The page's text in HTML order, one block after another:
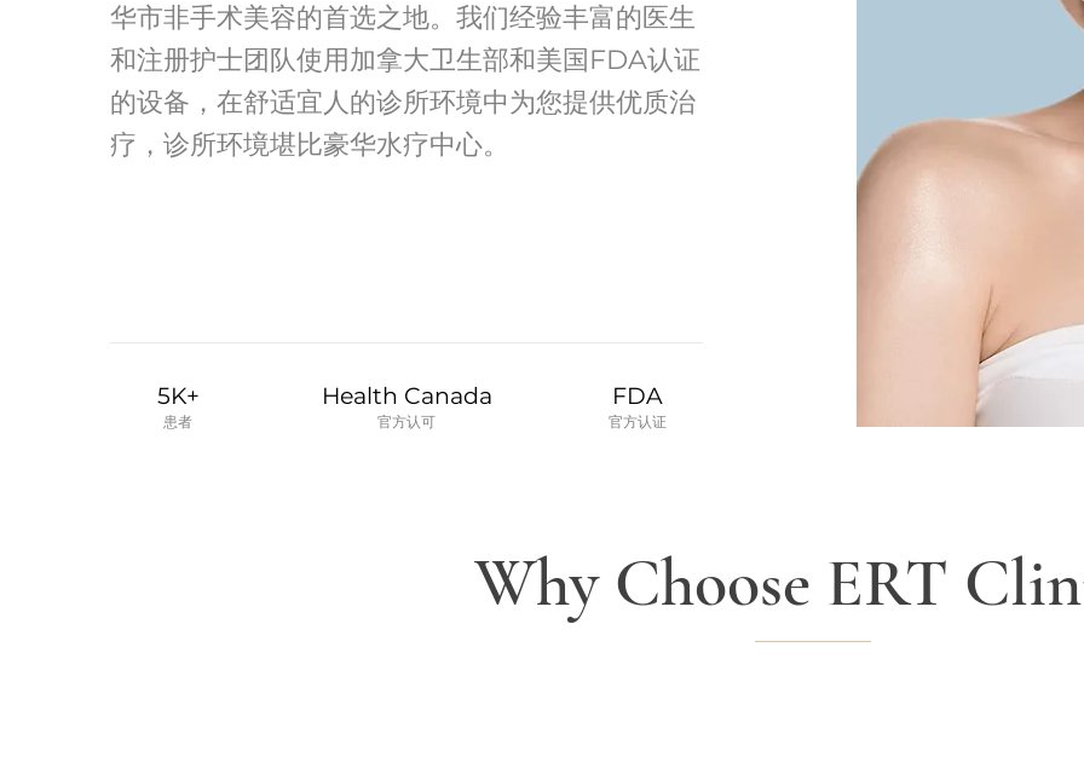
华市非手术美容的首选之地。我们经验丰富的医生
和注册护士团队使用加拿大卫生部和美国FDA认证
的设备，在舒适宜人的诊所环境中为您提供优质治
疗，诊所环境堪比豪华水疗中心。
5K+
患者
Health Canada
官方认可
FDA
​官方认证
Why Choose ERT